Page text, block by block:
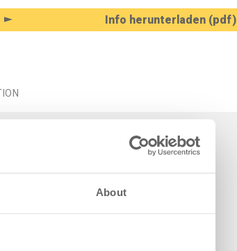
About
Info herunterladen (pdf)